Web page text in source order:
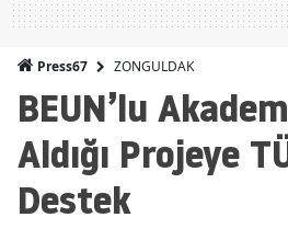
Press67 ZONGULDAK
BEUN’lu
Aldığı Projeye
Destek